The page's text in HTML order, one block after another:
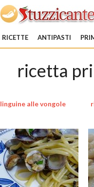
RICETTE ANTIPASTI
ricetta
linguine alle vongole